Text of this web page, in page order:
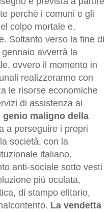
perché i comuni e gli
colpo mortale e,
Soltanto verso la fine di
avverrà la
ovvero il momento in
realizzeranno con
le risorse economiche
di assistenza ai
genio maligno della
a perseguire i propri
società, con la
italiano.
anti-sociale sotto vesti
più oculata,
di stampo elitario,
La vendetta